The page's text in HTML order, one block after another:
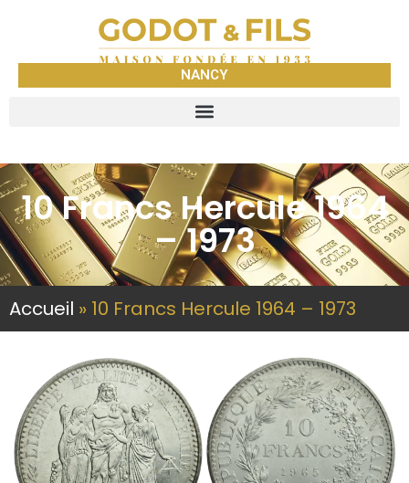
NANCY
10 Francs Hercule 1964
– 1973
Accueil » 10 Francs Hercule 1964 – 1973